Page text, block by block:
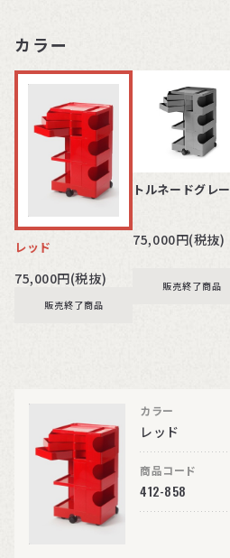
カラー
レッド
75,000円(税抜)
販売終了商品
トルネードグレー
75,000円(税抜)
販売終了商品
カラー
レッド
商品コード
412-858